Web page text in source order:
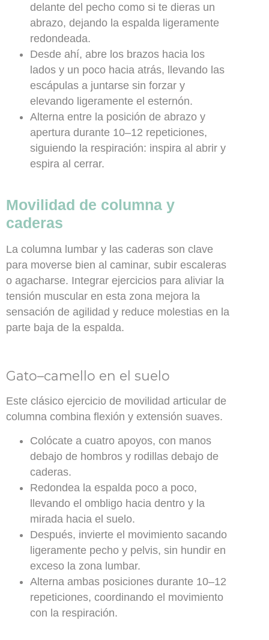
delante del pecho como si te dieras un
abrazo, dejando la espalda ligeramente
redondeada.
Desde ahí, abre los brazos hacia los
lados y un poco hacia atrás, llevando las
escápulas a juntarse sin forzar y
elevando ligeramente el esternón.
Alterna entre la posición de abrazo y
apertura durante 10–12 repeticiones,
siguiendo la respiración: inspira al abrir y
espira al cerrar.
Movilidad de columna y
caderas
La columna lumbar y las caderas son clave
para moverse bien al caminar, subir escaleras
o agacharse. Integrar ejercicios para aliviar la
tensión muscular en esta zona mejora la
sensación de agilidad y reduce molestias en la
parte baja de la espalda.
Gato–camello en el suelo
Este clásico ejercicio de movilidad articular de
columna combina flexión y extensión suaves.
Colócate a cuatro apoyos, con manos
debajo de hombros y rodillas debajo de
caderas.
Redondea la espalda poco a poco,
llevando el ombligo hacia dentro y la
mirada hacia el suelo.
Después, invierte el movimiento sacando
ligeramente pecho y pelvis, sin hundir en
exceso la zona lumbar.
Alterna ambas posiciones durante 10–12
repeticiones, coordinando el movimiento
con la respiración.